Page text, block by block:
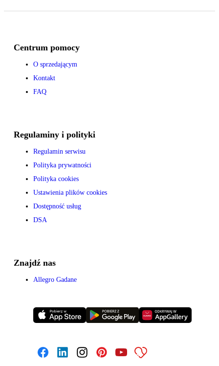
Centrum pomocy
O sprzedającym
Kontakt
FAQ
Regulaminy i polityki
Regulamin serwisu
Polityka prywatności
Polityka cookies
Ustawienia plików cookies
Dostępność usług
DSA
Znajdź nas
Allegro Gadane